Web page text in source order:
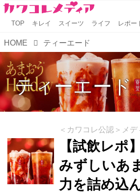
TOP キレイ スイーツ ライフ レポー
HOME ティーエード
ティーエード
＜カワコレ公認＞メ
【試飲レポ
みずしいあ
力を詰め込